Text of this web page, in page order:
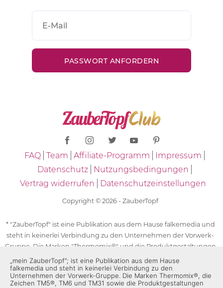
FAQ Team Affiliate-Programm
Impressum
Datenschutz
Nutzungsbedingungen
Vertrag widerrufen
Datenschutzeinstellungen
Copyright © 2026 - ZauberTopf
* "ZauberTopf" ist eine Publikation aus dem Hause falkemedia und
steht in keinerlei Verbindung zu den Unternehmen der Vorwerk-
Gruppe. Die Marken "Thermomix®" und die Produktgestaltungen
des "Thermomix®" sind eingetragene Marken der Unternehmen
der Vorwerk-Gruppe. Die Marken Thermomix®, die Zeichen TM5®,
TM6 und TM31 sowie die Produktgestaltungen des Thermomix®
„mein ZauberTopf”; ist eine Publikation aus dem Hause
falkemedia und steht in keinerlei Verbindung zu den
Unternehmen der Vorwerk-Gruppe. Die Marken Thermomix®, die
Zeichen TM5®, TM6 und TM31 sowie die Produktgestaltungen